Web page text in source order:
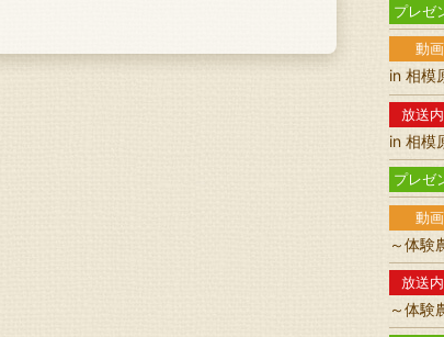
プレゼ
動画
in 相模
放送
in 相模
プレゼ
動画
～体験
放送
～体験